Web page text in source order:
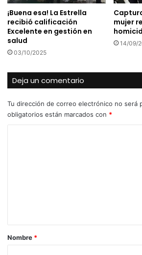
¡Buena esa! La Estrella
recibió calificación
Excelente en gestión en
salud
03/10/2025
mujer
14/09/
Deja un comentario
Tu dirección de correo electrónico no será
obligatorios están marcados con *
r
Nombre *